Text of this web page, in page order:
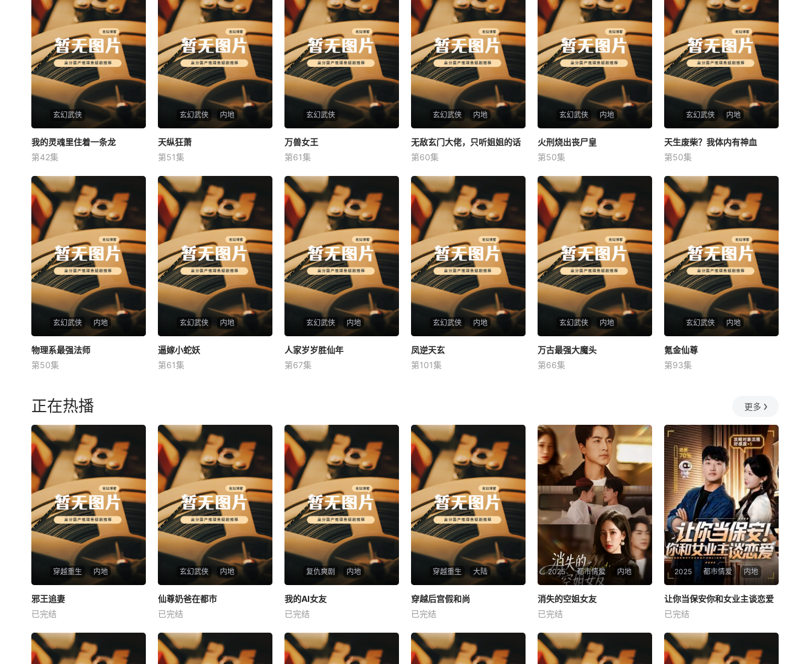
玄幻武侠
我的灵魂里住着一条龙
未知
我的灵魂里住着一条龙
第42集
玄幻武侠 内地
天纵狂萧
未知
天纵狂萧
第51集
玄幻武侠
万兽女王
未知
万兽女王
第61集
玄幻武侠 内地
无敌玄门大佬，只听姐姐的话
未知
无敌玄门大佬，只听姐姐的话
第60集
玄幻武侠 内地
火刑烧出丧尸皇
未知
火刑烧出丧尸皇
第50集
玄幻武侠 内地
未知
天生废柴？我体内有神血
第50集
玄幻武侠 内地
物理系最强法师
未知
物理系最强法师
第50集
玄幻武侠 内地
逼嫁小蛇妖
未知
逼嫁小蛇妖
第61集
玄幻武侠 内地
人家岁岁胜仙年
未知
人家岁岁胜仙年
第67集
玄幻武侠 内地
凤逆天玄
未知
凤逆天玄
第101集
玄幻武侠 内地
万古最强大魔头
未知
万古最强大魔头
第66集
玄幻武侠 内地
氪金仙尊
未知
氪金仙尊
第93集
正在热播 更多
穿越重生 内地
邪王追妻
未知
邪王追妻
已完结
玄幻武侠 内地
仙尊奶爸在都市
未知
仙尊奶爸在都市
已完结
复仇爽剧 内地
我的AI女友
未知
我的AI女友
已完结
穿越重生 大陆
穿越后宫假和尚
未知
穿越后宫假和尚
已完结
2025 都市情爱 内地
消失的空姐女友
未知
消失的空姐女友
已完结
2025 都市情爱 内地
未知
让你当保安你和女业主谈恋爱
已完结